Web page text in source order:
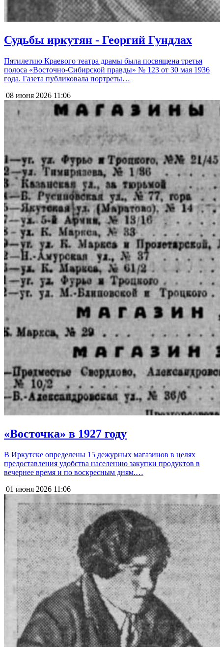
Судьбы иркутян - Георгий Гундлах
Пятилетию Краевого театра драмы была посвящена третья
полоса «Восточно-Сибирской правды» № 123 от 30 мая 1936
года. Газета публиковала портреты…
08 июня 2026 11:06
«Восточка» в 1927 году
В Иркутске определены 15 дежурных магазинов в целях
предоставления удобства населению закупки продуктов в
вечернее время и по воскресным дням.…
01 июня 2026 11:06